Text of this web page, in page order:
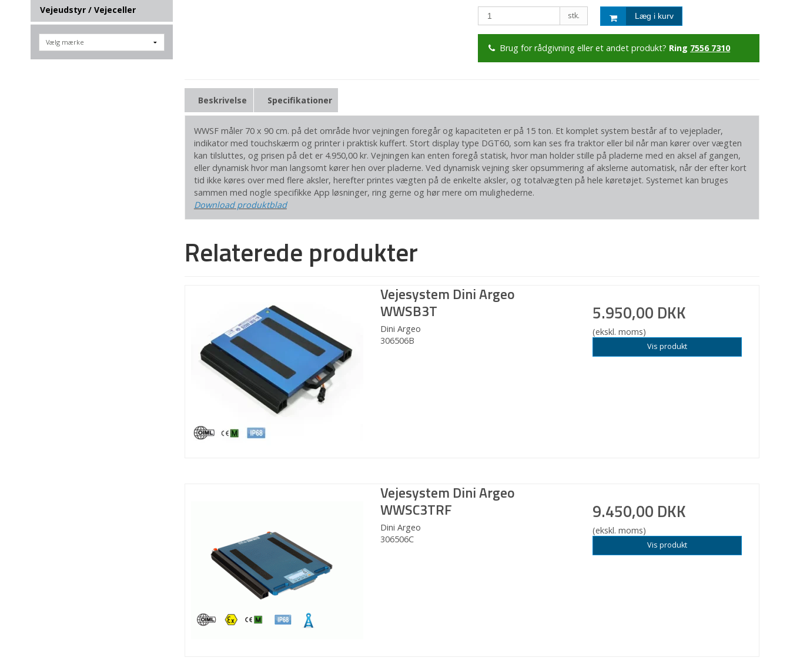
Vejeudstyr / Vejeceller
stk. Læg i kurv
Brug for rådgivning eller et andet produkt? Ring 7556 7310
Beskrivelse Specifikationer
WWSF måler 70 x 90 cm. på det område hvor vejningen foregår og kapaciteten er på 15 ton. Et komplet system består af to vejeplader,
indikator med touchskærm og printer i praktisk kuffert. Stort display type DGT60, som kan ses fra traktor eller bil når man kører over vægten
kan tilsluttes, og prisen på det er 4.950,00 kr. Vejningen kan enten foregå statisk, hvor man holder stille på pladerne med en aksel af gangen,
eller dynamisk hvor man langsomt kører hen over pladerne. Ved dynamisk vejning sker opsummering af akslerne automatisk, når der efter kort
tid ikke køres over med flere aksler, herefter printes vægten på de enkelte aksler, og totalvægten på hele køretøjet. Systemet kan bruges
sammen med nogle specifikke App løsninger, ring gerne og hør mere om mulighederne.
Download produktblad
Relaterede produkter
Vejesystem Dini Argeo
WWSB3T
Dini Argeo
306506B
5.950,00 DKK
(ekskl. moms)
Vis produkt
Vejesystem Dini Argeo
WWSC3TRF
Dini Argeo
306506C
9.450,00 DKK
(ekskl. moms)
Vis produkt